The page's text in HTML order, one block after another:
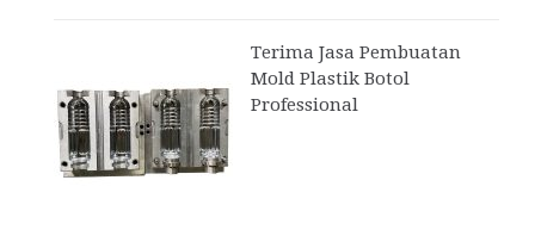
Terima Jasa Pembuatan
Mold Plastik Botol
Professional